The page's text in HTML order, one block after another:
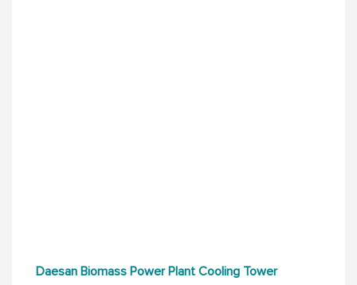
Daesan Biomass Power Plant Cooling Tower